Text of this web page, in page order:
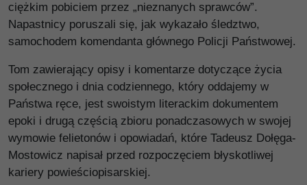
ciężkim pobiciem przez „nieznanych sprawców”.
Napastnicy poruszali się, jak wykazało śledztwo,
samochodem komendanta głównego Policji Państwowej.
Tom zawierający opisy i komentarze dotyczące życia
społecznego i dnia codziennego, który oddajemy w
Państwa ręce, jest swoistym literackim dokumentem
epoki i drugą częścią zbioru ponadczasowych w swojej
wymowie felietonów i opowiadań, które Tadeusz Dołęga-
Mostowicz napisał przed rozpoczęciem błyskotliwej
kariery powieściopisarskiej.